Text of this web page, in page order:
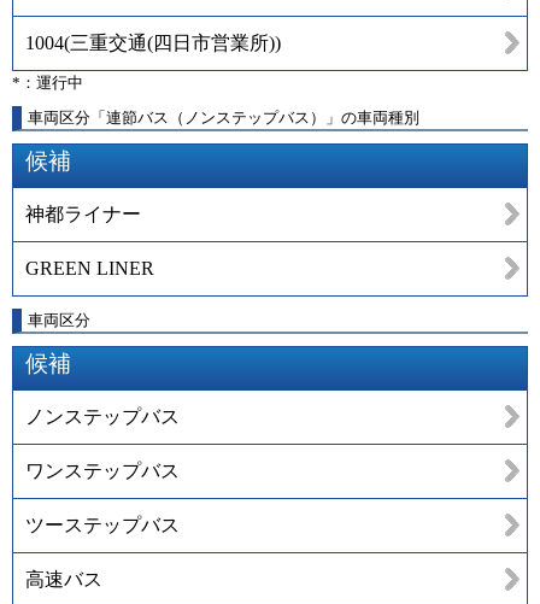
1004(三重交通(四日市営業所))
*：運行中
車両区分「連節バス（ノンステップバス）」の車両種別
候補
神都ライナー
GREEN LINER
車両区分
候補
ノンステップバス
ワンステップバス
ツーステップバス
高速バス